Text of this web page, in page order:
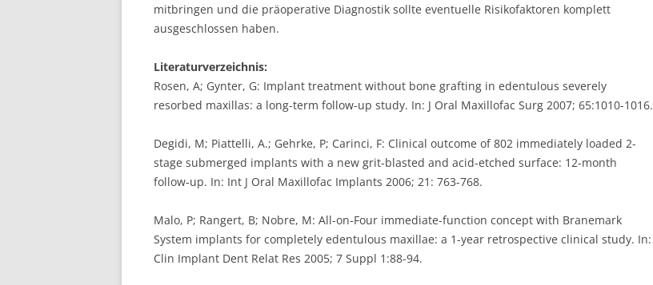
mitbringen und die präoperative Diagnostik sollte eventuelle Risikofaktoren komplett
ausgeschlossen haben.
Literaturverzeichnis:
Rosen, A; Gynter, G: Implant treatment without bone grafting in edentulous severely
resorbed maxillas: a long-term follow-up study. In: J Oral Maxillofac Surg 2007; 65:1010-1016.
Degidi, M; Piattelli, A.; Gehrke, P; Carinci, F: Clinical outcome of 802 immediately loaded 2-
stage submerged implants with a new grit-blasted and acid-etched surface: 12-month
follow-up. In: Int J Oral Maxillofac Implants 2006; 21: 763-768.
Malo, P; Rangert, B; Nobre, M: All-on-Four immediate-function concept with Branemark
System implants for completely edentulous maxillae: a 1-year retrospective clinical study. In:
Clin Implant Dent Relat Res 2005; 7 Suppl 1:88-94.